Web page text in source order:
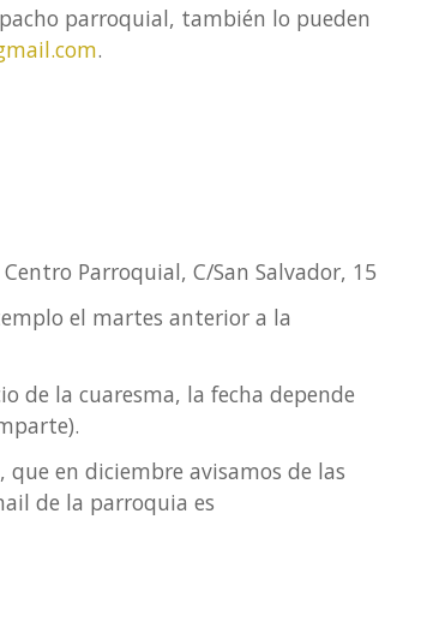
parroquial, también lo pueden
.
Parroquial, C/San Salvador, 15
el martes anterior a la
de la cuaresma, la fecha depende
en diciembre avisamos de las
de la parroquia es